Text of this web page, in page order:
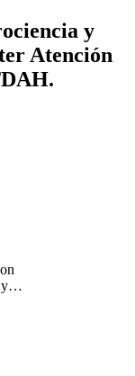
y
Atención
a